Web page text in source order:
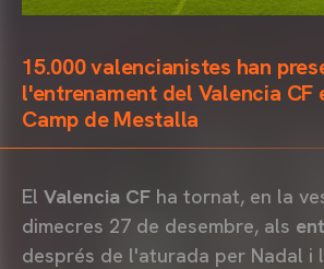
15.000 valencianistes han
l'entrenament del Valencia CF
Camp de Mestalla
El Valencia CF ha tornat, en la
dimecres 27 de desembre, als
després de l'aturada per Nadal i